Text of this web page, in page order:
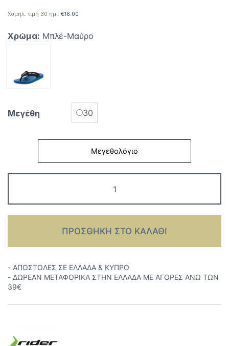
was:
€20.00.
Χαμηλ. τιμή 30 ημ.: €16.00
Χρώμα: Μπλέ-Μαύρο
Μεγέθη 30
Μεγεθολόγιο
Σαγιονάρες
Rider
ποσότητα
ΠΡΟΣΘΉΚΗ ΣΤΟ ΚΑΛΆΘΙ
- ΑΠΟΣΤΟΛΕΣ ΣΕ ΕΛΛΑΔΑ & ΚΥΠΡΟ
- ΔΩΡΕΑΝ ΜΕΤΑΦΟΡΙΚΑ ΣΤΗΝ ΕΛΛΑΔΑ ΜΕ ΑΓΟΡΕΣ ΑΝΩ ΤΩΝ
39€